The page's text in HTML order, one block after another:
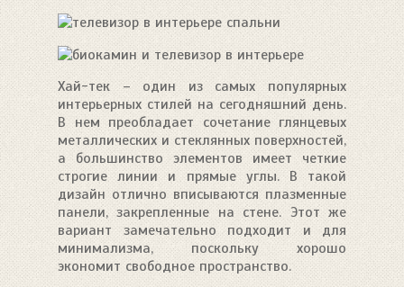
Хай-тек – один из самых популярных
интерьерных стилей на сегодняшний день.
В нем преобладает сочетание глянцевых
металлических и стеклянных поверхностей,
а большинство элементов имеет четкие
строгие линии и прямые углы. В такой
дизайн отлично вписываются плазменные
панели, закрепленные на стене. Этот же
вариант замечательно подходит и для
минимализма, поскольку хорошо
экономит свободное пространство.